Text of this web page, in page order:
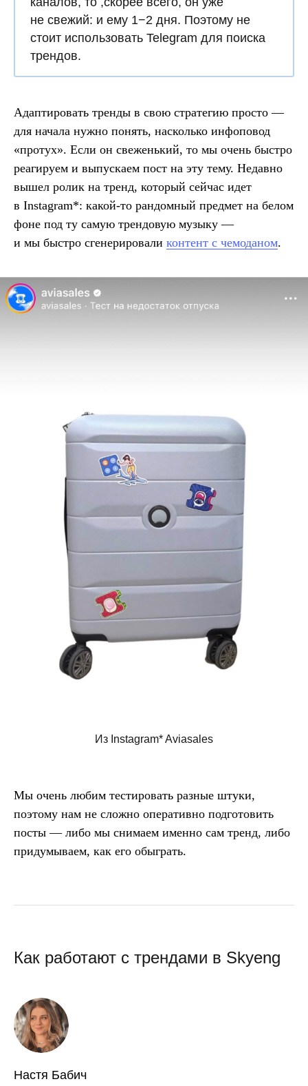
не свежий: и ему 1−2 дня. Поэтому не
стоит использовать Telegram для поиска
трендов.
Адаптировать тренды в свою стратегию просто —
для начала нужно понять, насколько инфоповод
«протух». Если он свеженький, то мы очень быстро
реагируем и выпускаем пост на эту тему. Недавно
вышел ролик на тренд, который сейчас идет
в Instagram*: какой-то рандомный предмет на белом
фоне под ту самую трендовую музыку —
и мы быстро сгенерировали контент с чемоданом.
Из Instagram* Aviasales
Мы очень любим тестировать разные штуки,
поэтому нам не сложно оперативно подготовить
посты — либо мы снимаем именно сам тренд, либо
придумываем, как его обыграть.
Как работают с трендами в Skyeng
Настя Бабич